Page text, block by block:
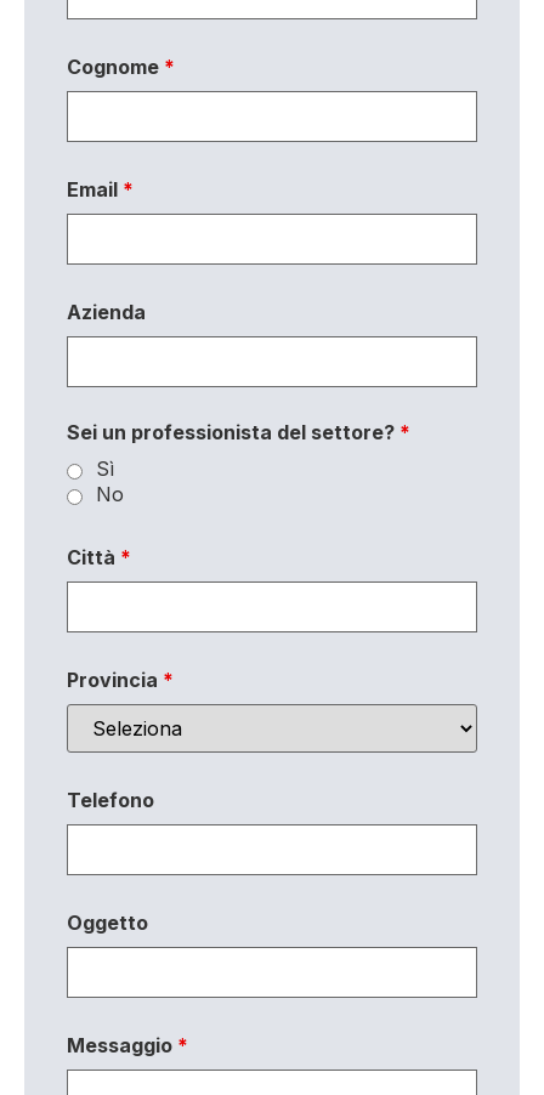
Cognome *
Email *
Azienda
Sei un professionista del settore? *
Sì
No
Città *
Provincia *
Telefono
Oggetto
Messaggio *